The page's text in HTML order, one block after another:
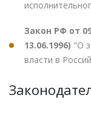
Закон РФ от
13.06.1996) "О
власти в